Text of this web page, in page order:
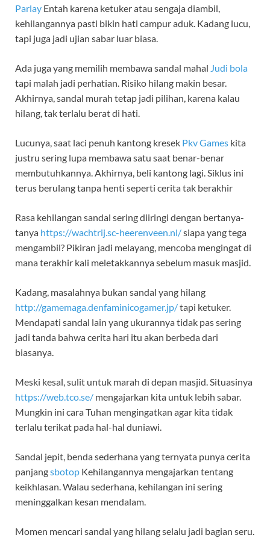
Parlay Entah karena ketuker atau sengaja diambil,
kehilangannya pasti bikin hati campur aduk. Kadang lucu,
tapi juga jadi ujian sabar luar biasa.
Ada juga yang memilih membawa sandal mahal Judi bola
tapi malah jadi perhatian. Risiko hilang makin besar.
Akhirnya, sandal murah tetap jadi pilihan, karena kalau
hilang, tak terlalu berat di hati.
Lucunya, saat laci penuh kantong kresek Pkv Games kita
justru sering lupa membawa satu saat benar-benar
membutuhkannya. Akhirnya, beli kantong lagi. Siklus ini
terus berulang tanpa henti seperti cerita tak berakhir
Rasa kehilangan sandal sering diiringi dengan bertanya-
tanya https://wachtrij.sc-heerenveen.nl/siapa yang tega
mengambil? Pikiran jadi melayang, mencoba mengingat di
mana terakhir kali meletakkannya sebelum masuk masjid.
Kadang, masalahnya bukan sandal yang hilang
http://gamemaga.denfaminicogamer.jp/tapi ketuker.
Mendapati sandal lain yang ukurannya tidak pas sering
jadi tanda bahwa cerita hari itu akan berbeda dari
biasanya.
Meski kesal, sulit untuk marah di depan masjid. Situasinya
https://web.tco.se/ mengajarkan kita untuk lebih sabar.
Mungkin ini cara Tuhan mengingatkan agar kita tidak
terlalu terikat pada hal-hal duniawi.
Sandal jepit, benda sederhana yang ternyata punya cerita
panjangsbotop Kehilangannya mengajarkan tentang
keikhlasan. Walau sederhana, kehilangan ini sering
meninggalkan kesan mendalam.
Momen mencari sandal yang hilang selalu jadi bagian seru.